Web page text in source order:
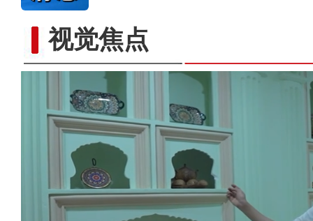
视觉焦点